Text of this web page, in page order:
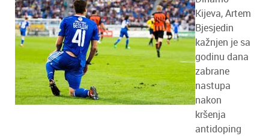
Kijeva, Artem
Bjesjedin
kažnjen je sa
godinu dana
zabrane
nastupa
nakon
kršenja
antidoping